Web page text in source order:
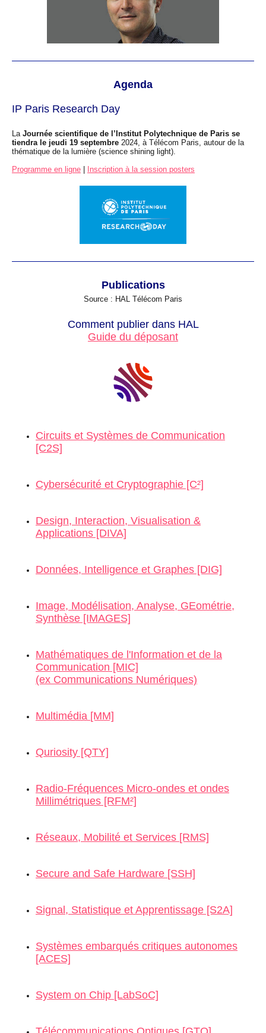
Agenda
IP Paris Research Day
La Journée scientifique de l’Institut Polytechnique de Paris se
tiendra le jeudi 19 septembre 2024, à Télécom Paris, autour de la
thématique de la lumière (science shining light).
Programme en ligne
Inscription à la session posters
Publications
Source : HAL Télécom Paris
Comment publier dans HAL
Guide du déposant
Circuits et Systèmes de Communication
[C2S]
Cybersécurité et Cryptographie [C²]
Design, Interaction, Visualisation &
Applications [DIVA]
Données, Intelligence et Graphes [DIG]
Image, Modélisation, Analyse, GEométrie,
Synthèse [IMAGES]
Mathématiques de l'Information et de la
Communication [MIC]
(ex Communications Numériques)
Multimédia [MM]
Quriosity [QTY]
Radio-Fréquences Micro-ondes et ondes
Millimétriques [RFM²]
Réseaux, Mobilité et Services [RMS]
Secure and Safe Hardware [SSH]
Signal, Statistique et Apprentissage [S2A]
Systèmes embarqués critiques autonomes
[ACES]
System on Chip [LabSoC]